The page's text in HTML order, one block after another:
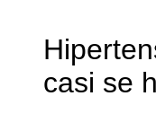
casi se